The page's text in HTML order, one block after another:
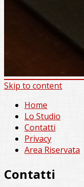
Skip to content
Home
Lo Studio
Contatti
Privacy
Area Riservata
Contatti